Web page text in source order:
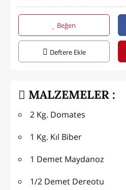
Beğen
Deftere Ekle
MALZEMELER :
2 Kg. Domates
1 Kg. Kıl Biber
1 Demet Maydanoz
1/2 Demet Dereotu